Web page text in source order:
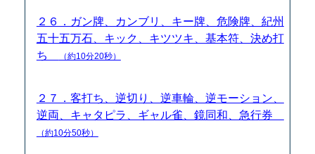
２６．ガン牌、カンブリ、キー牌、危険牌、紀州
五十五万石、キック、キツツキ、基本符、決め打
ち
（約10分20秒）
２７．客打ち、逆切り、逆車輪、逆モーション、
逆両、キャタピラ、ギャル雀、鏡同和、急行券
（約10分50秒）